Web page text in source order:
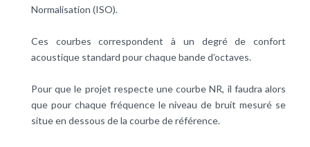
Normalisation (ISO).
Ces courbes correspondent à un degré de confort
acoustique standard pour chaque bande d’octaves.
Pour que le projet respecte une courbe NR, il faudra alors
que pour chaque fréquence le niveau de bruit mesuré se
situe en dessous de la courbe de référence.